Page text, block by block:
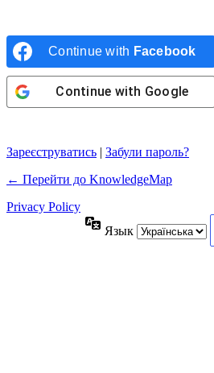
Continue with Facebook
Continue with Google
Зареєструватись | Забули пароль?
← Перейти до KnowledgeMap
Privacy Policy
Язык